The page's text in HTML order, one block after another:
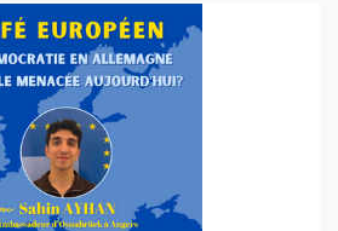
: Café européen